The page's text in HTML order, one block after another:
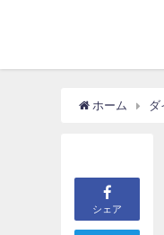
ホーム ダ
シェア